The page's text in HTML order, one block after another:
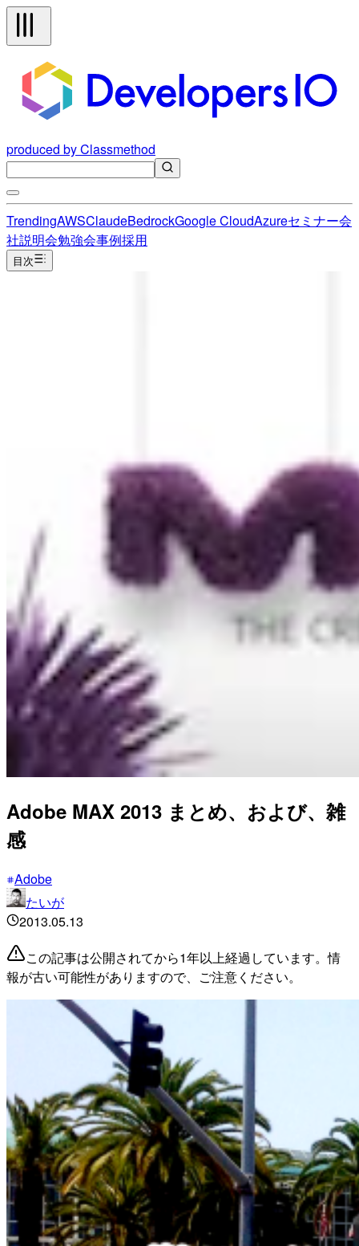
produced by Classmethod
TrendingAWSClaudeBedrockGoogle CloudAzureセミナー会
社説明会勉強会事例採用
目次
Adobe MAX 2013 まとめ、および、雑
感
Adobe
たいが
2013.05.13
この記事は公開されてから1年以上経過しています。情
報が古い可能性がありますので、ご注意ください。